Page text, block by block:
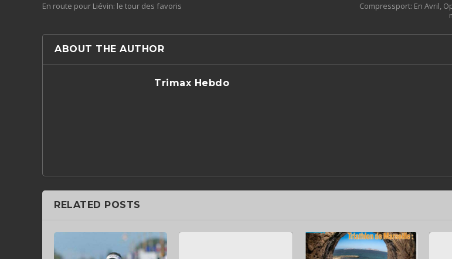
En route pour Liévin: le tour des favoris
Compressport: En Avril,
ABOUT THE AUTHOR
Trimax Hebdo
RELATED POSTS